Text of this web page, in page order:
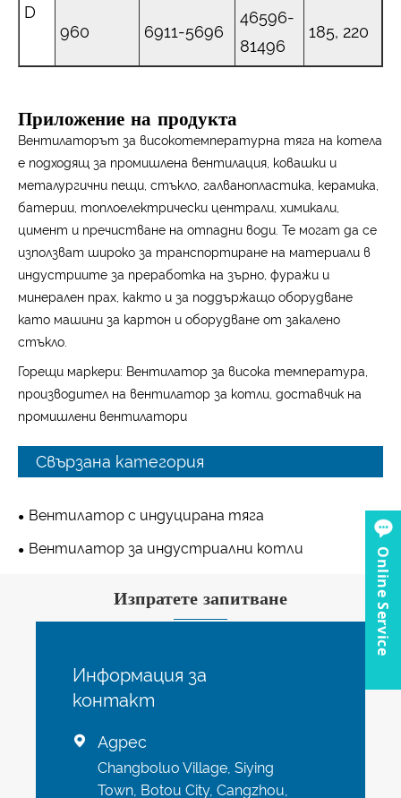
D
960 6911-5696
46596-
81496
185, 220
Приложение на продукта
Вентилаторът за високотемпературна тяга на котела
е подходящ за промишлена вентилация, ковашки и
металургични пещи, стъкло, галванопластика, керамика,
батерии, топлоелектрически централи, химикали,
цимент и пречистване на отпадни води. Те могат да се
използват широко за транспортиране на материали в
индустриите за преработка на зърно, фуражи и
минерален прах, както и за поддържащо оборудване
като машини за картон и оборудване от закалено
стъкло.
Горещи маркери: Вентилатор за висока температура,
производител на вентилатор за котли, доставчик на
промишлени вентилатори
Свързана категория
Вентилатор с индуцирана тяга
Вентилатор за индустриални котли
Изпратете запитване
Информация за
контакт
 Адрес
Changboluo Village, Siying
Town, Botou City, Cangzhou,
Online Service